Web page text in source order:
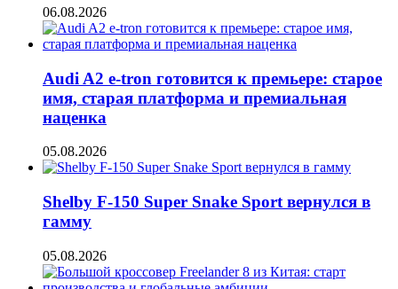
06.08.2026
Audi A2 e-tron готовится к премьере: старое
имя, старая платформа и премиальная
наценка
05.08.2026
Shelby F-150 Super Snake Sport вернулся в
гамму
05.08.2026